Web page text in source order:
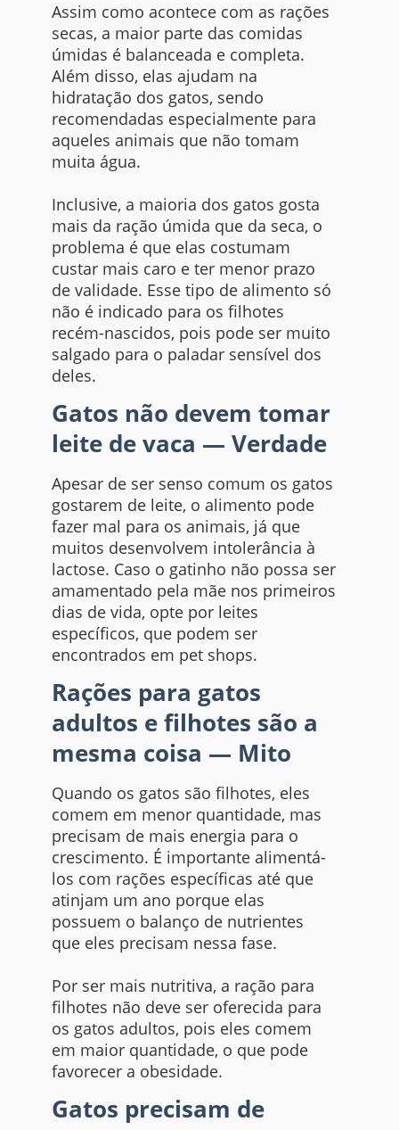
Assim como acontece com as rações
secas, a maior parte das comidas
úmidas é balanceada e completa.
Além disso, elas ajudam na
hidratação dos gatos, sendo
recomendadas especialmente para
aqueles animais que não tomam
muita água.
Inclusive, a maioria dos gatos gosta
mais da ração úmida que da seca, o
problema é que elas costumam
custar mais caro e ter menor prazo
de validade. Esse tipo de alimento só
não é indicado para os filhotes
recém-nascidos, pois pode ser muito
salgado para o paladar sensível dos
deles.
Gatos não devem tomar
leite de vaca — Verdade
Apesar de ser senso comum os gatos
gostarem de leite, o alimento pode
fazer mal para os animais, já que
muitos desenvolvem intolerância à
lactose. Caso o gatinho não possa ser
amamentado pela mãe nos primeiros
dias de vida, opte por leites
específicos, que podem ser
encontrados em pet shops.
Rações para gatos
adultos e filhotes são a
mesma coisa — Mito
Quando os gatos são filhotes, eles
comem em menor quantidade, mas
precisam de mais energia para o
crescimento. É importante alimentá-
los com rações específicas até que
atinjam um ano porque elas
possuem o balanço de nutrientes
que eles precisam nessa fase.
Por ser mais nutritiva, a ração para
filhotes não deve ser oferecida para
os gatos adultos, pois eles comem
em maior quantidade, o que pode
favorecer a obesidade.
Gatos precisam de